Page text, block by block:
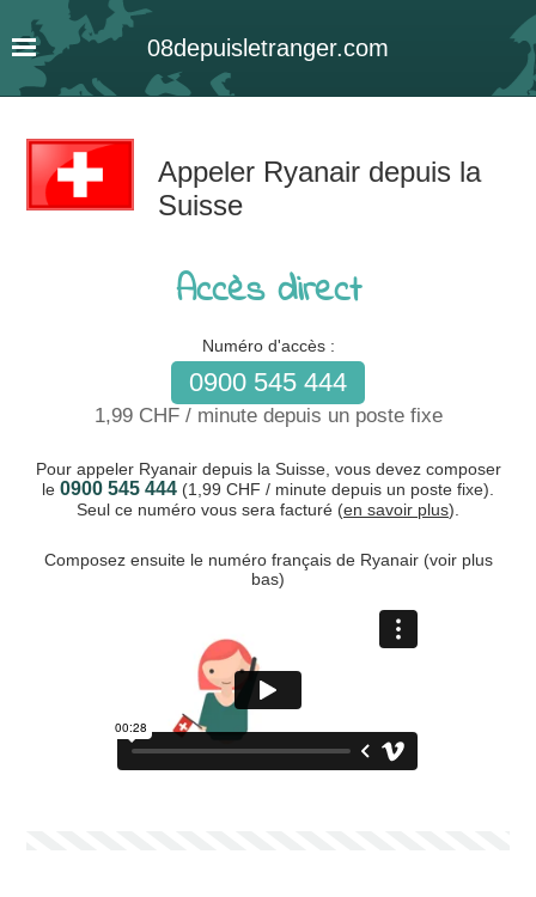
08depuisletranger.com
Appeler Ryanair depuis la
Suisse
Accès direct
Numéro d'accès :
0900 545 444
1,99 CHF / minute depuis un poste fixe
Pour appeler Ryanair depuis la Suisse, vous devez composer
le 0900 545 444 (1,99 CHF / minute depuis un poste fixe).
Seul ce numéro vous sera facturé (en savoir plus).
Composez ensuite le numéro français de Ryanair (voir plus
bas)